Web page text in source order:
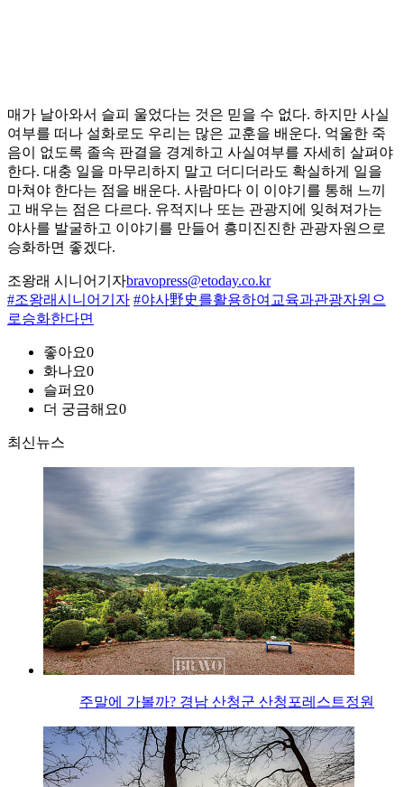
매가 날아와서 슬피 울었다는 것은 믿을 수 없다. 하지만 사실
여부를 떠나 설화로도 우리는 많은 교훈을 배운다. 억울한 죽
음이 없도록 졸속 판결을 경계하고 사실여부를 자세히 살펴야
한다. 대충 일을 마무리하지 말고 더디더라도 확실하게 일을
마쳐야 한다는 점을 배운다. 사람마다 이 이야기를 통해 느끼
고 배우는 점은 다르다. 유적지나 또는 관광지에 잊혀져가는
야사를 발굴하고 이야기를 만들어 흥미진진한 관광자원으로
승화하면 좋겠다.
조왕래 시니어기자bravopress@etoday.co.kr
#조왕래시니어기자 #야사野史를활용하여교육과관광자원으
로승화한다면
좋아요0
화나요0
슬퍼요0
더 궁금해요0
최신뉴스
주말에 가볼까? 경남 산청군 산청포레스트정원